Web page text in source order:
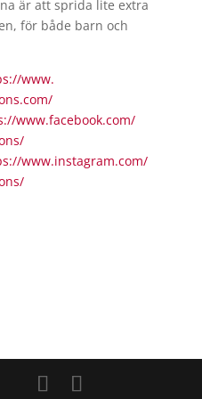
är att sprida lite extra
för både barn och
www.
www.facebook.com/
www.instagram.com/